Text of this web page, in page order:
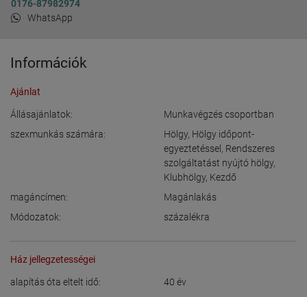
0176-87982974
WhatsApp
Információk
Ajánlat
Állásajánlatok:
Munkavégzés csoportban
szexmunkás számára:
Hölgy, Hölgy időpont-
egyeztetéssel , Rendszeres
szolgáltatást nyújtó hölgy,
Klubhölgy, Kezdő
magáncímen:
Magánlakás
Módozatok:
százalékra
Ház jellegzetességei
alapítás óta eltelt idő: 40 év